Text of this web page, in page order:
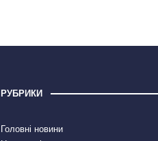
РУБРИКИ
Головні новини